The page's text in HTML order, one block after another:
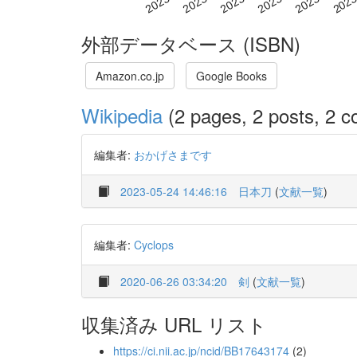
外部データベース (ISBN)
Amazon.co.jp Google Books
Wikipedia (2 pages, 2 posts, 2
編集者: おかげさまです
2023-05-24 14:46:16 日本刀 (文献一覧)
編集者: Cyclops
2020-06-26 03:34:20 剣 (文献一覧)
収集済み URL リスト
https://ci.nii.ac.jp/ncid/BB17643174 (2)